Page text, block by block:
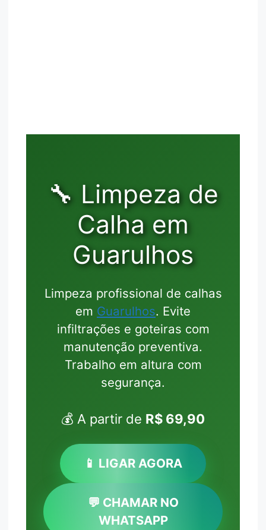
🔧 Limpeza de
Calha em
Guarulhos
Limpeza profissional de calhas
em Guarulhos. Evite
infiltrações e goteiras com
manutenção preventiva.
Trabalho em altura com
segurança.
💰 A partir de R$ 69,90
📱 LIGAR AGORA
💬 CHAMAR NO
WHATSAPP